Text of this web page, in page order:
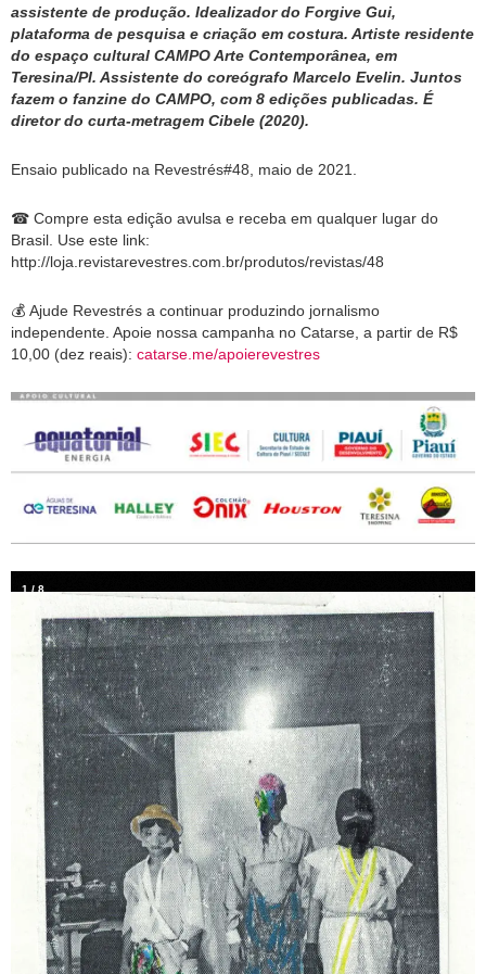
assistente de produção. Idealizador do Forgive Gui,
plataforma de pesquisa e criação em costura. Artiste residente
do espaço cultural CAMPO Arte Contemporânea, em
Teresina/PI. Assistente do coreógrafo Marcelo Evelin. Juntos
fazem o fanzine do CAMPO, com 8 edições publicadas. É
diretor do curta-metragem Cibele (2020).
Ensaio publicado na Revestrés#48, maio de 2021.
☎ Compre esta edição avulsa e receba em qualquer lugar do
Brasil. Use este link:
http://loja.revistarevestres.com.br/produtos/revistas/48
💰 Ajude Revestrés a continuar produzindo jornalismo
independente. Apoie nossa campanha no Catarse, a partir de R$
10,00 (dez reais): catarse.me/apoierevestres
1 / 8